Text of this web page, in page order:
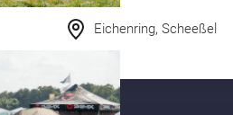
Eichenring, Scheeßel